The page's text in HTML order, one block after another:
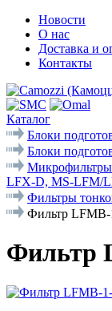
Новости
О нас
Доставка и
Контакты
Каталог
Блоки
Блоки
Микрофильтры
LFX-D, MS-LFM/
Фильтры
Фильтр
Фильтр